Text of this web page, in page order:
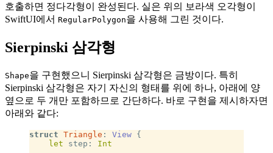
호출하면 정다각형이 완성된다. 실은 위의 보라색 오각형이
SwiftUI에서 RegularPolygon을 사용해 그린 것이다.
Sierpinski 삼각형
Shape을 구현했으니 Sierpinski 삼각형은 금방이다. 특히
Sierpinski 삼각형은 자기 자신의 형태를 위에 하나, 아래에 양
옆으로 두 개만 포함하므로 간단하다. 바로 구현을 제시하자면
아래와 같다:
struct Triangle : View {
    let
step: Int